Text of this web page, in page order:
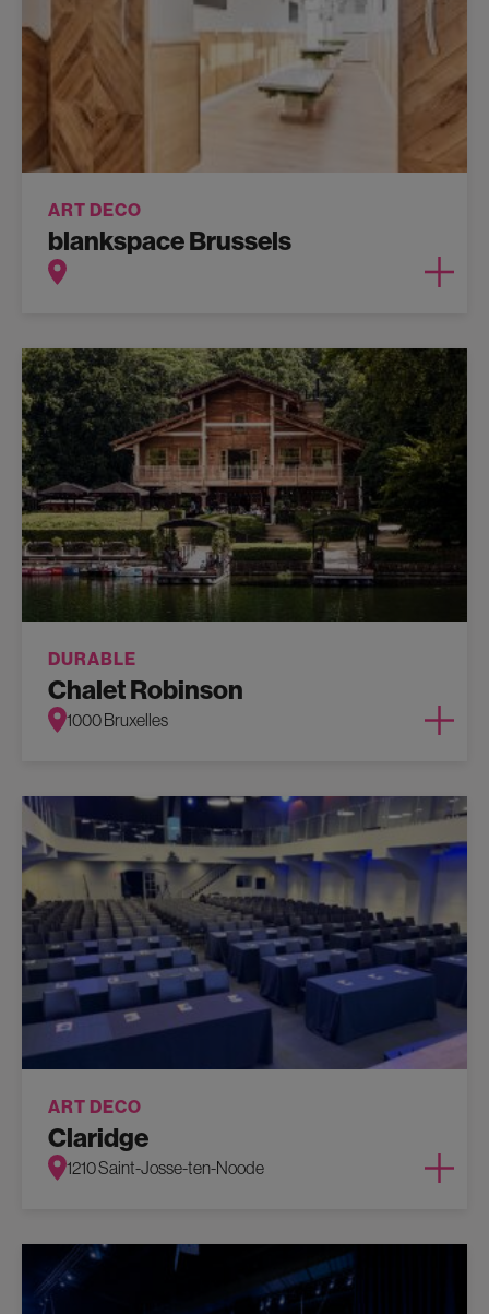
ART DECO
blankspace Brussels
DURABLE
Chalet Robinson
1000 Bruxelles
ART DECO
Claridge
1210 Saint-Josse-ten-Noode